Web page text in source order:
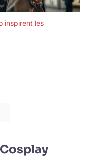
inspirent les